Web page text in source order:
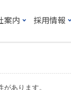
案内 採用情報
あります。